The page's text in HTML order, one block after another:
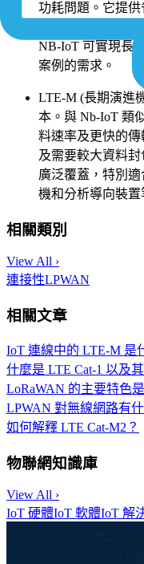
功耗問題。它提
NB-IoT 可實現長
案例的需求。
LTE-M (長期演進
本。與 Nb-IoT 類
料速率及更快的
及需要較大資料
廣泛覆蓋，特別
機和分析導向裝置
相關類別
View All ›
連接性LPWAN
相關文章
IoT 連線中的 LTE-M 是
什麼是 LTE Cat-1 以及
LoRaWAN 的主要特色
LPWAN 對無線網路有
如何解釋 LTE Cat-M2？
物聯網知識庫
View All ›
IoT 硬體IoT 軟體IoT 解